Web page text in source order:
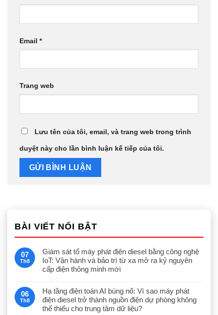
Email *
Trang web
Lưu tên của tôi, email, và trang web trong trình
duyệt này cho lần bình luận kế tiếp của tôi.
BÀI VIẾT NỔI BẬT
07
Th8
Giám sát tổ máy phát điện diesel bằng công nghệ
IoT: Vận hành và bảo trì từ xa mở ra kỷ nguyên
cấp điện thông minh mới
06
Th8
Hạ tầng điện toán AI bùng nổ: Vì sao máy phát
điện diesel trở thành nguồn điện dự phòng không
thể thiếu cho trung tâm dữ liệu?